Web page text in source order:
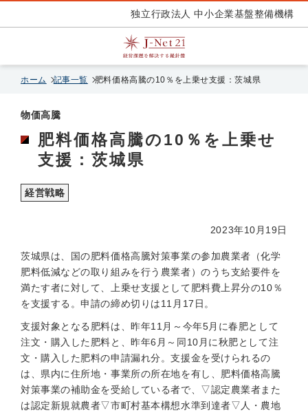
独立行政法人 中小企業基盤整備機構
ホーム 記事一覧 肥料価格高騰の10％を上乗せ支援：茨城県
物価高騰
肥料価格高騰の10％を上乗せ
支援：茨城県
経営戦略
2023年10月19日
茨城県は、国の肥料価格高騰対策事業の参加農業者（化学
肥料低減などの取り組みを行う農業者）のうち支給要件を
満たす者に対して、上乗せ支援として肥料費上昇分の10％
を支援する。申請の締め切りは11月17日。
支援対象となる肥料は、昨年11月～今年5月に春肥として
注文・購入した肥料と、昨年6月～同10月に秋肥として注
文・購入した肥料の申請漏れ分。支援金を受けられるの
は、県内に住所地・事業所の所在地を有し、肥料価格高騰
対策事業の補助金を受給している者で、▽認定農業者また
は認定新規就農者▽市町村基本構想水準到達者▽人・農地